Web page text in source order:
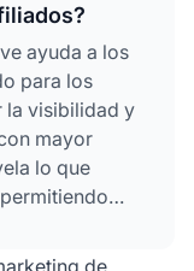
ayuda a los
para los
la visibilidad y
mayor
lo que
de